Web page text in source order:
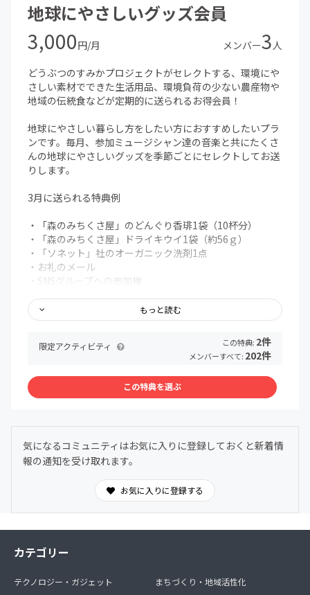
香味を楽しめる、セイタカアワダチソウ、ヒメジョオン
は、天ぷらや肉料理や油料理と相性が良いです。
ノビルは、ニラと同じ使い方ができるので、卵とじや炒め
物に入れても良いですね。
スイバは、生でも酸っぱくて美味しいので、そのままサラ
ダに散らすのがおすすめ。シュウ酸が含まれているので、
食べ過ぎにご注意ください。
ヤエムグラは柔らかくてどんな風に料理しても食べやすい
ので、煮物炒め物何でもござれ！
※ お送りする野草の簡単な使い方、注意点を記載した用紙
も同封します。
【発送方法】送料は金額に含まれております。
ヤマト便60サイズ（基本的には常温でお送りしますが、季
節によって冷蔵便でお届けすることもあります）
【保管方法】
ておきます。
葉物なので早めにお召し上がりください。
【発売元】 森のみちくさ屋(大分県臼杵市大字中臼杵
地球にやさしいグッズ会員
3,000円/月 メンバー3人
どうぶつのすみかプロジェクトがセレクトする、環境にや
さしい素材でできた生活用品、環境負荷の少ない農産物や
地域の伝統食などが定期的に送られるお得会員！
地球にやさしい暮らし方をしたい方におすすめしたいプラ
ンです。毎月、参加ミュージシャン達の音楽と共にたくさ
んの地球にやさしいグッズを季節ごとにセレクトしてお送
りします。
3月に送られる特典例
・「森のみちくさ屋」のどんぐり香琲1袋（10杯分）
・「森のみちくさ屋」ドライキウイ1袋（約56ｇ）
・「ソネット」社のオーガニック洗剤1点
・お礼のメール
・SNSグループへの参加権
その他、月によってチョイスされる特典があります。
「（一社）森と暮らす東京」の東京の森の木のグッズ
「NPO法人三色すみれ」のお漬物など大分県臼杵市の食文
「FROGS」栃木県栃木市の（栽培期間中）無農薬・無化学
肥料野菜
気に入ったグッズがあれば、個別注文も承れます。
できるSNSグループに招待します。
各ミュージシャンが各地で配信するプロジェクトのオンラ
インイベントに参加できます。
実際に森作り、畑作りに参加するリアルイベントに招待し
ます（イベント参加には別途料金がかかります）。
ミュージシャンと共に様々な日本の森を旅するワークショ
す）。
もっと読む
限定アクティビティ この特典: 2件
メンバーすべて: 202件
この特典を選ぶ
気になるコミュニティはお気に入りに登録しておくと新着情
報の通知を受け取れます。
お気に入りに登録する
カテゴリー
テクノロジー・ガジェット
まちづくり・地域活性化